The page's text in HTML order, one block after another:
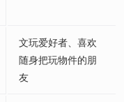
文玩爱好者、喜欢
随身把玩物件的朋
友